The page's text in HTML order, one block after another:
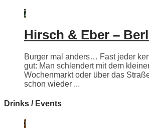
Hirsch & Eber –
Burger mal anders… Fast jeder
gut: Man schlendert mit dem
Wochenmarkt oder über das
schon wieder ...
Drinks / Events